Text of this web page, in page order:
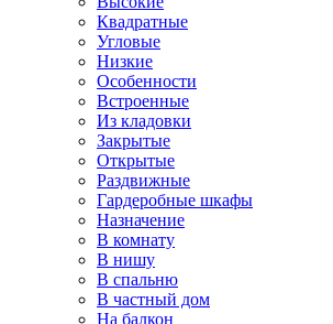
Квадратные
Угловые
Низкие
Особенности
Встроенные
Из кладовки
Закрытые
Открытые
Раздвижные
Гардеробные шкафы
Назначение
В комнату
В нишу
В спальню
В частный дом
На балкон